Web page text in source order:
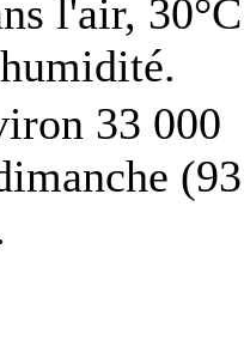
l'air,
33 000